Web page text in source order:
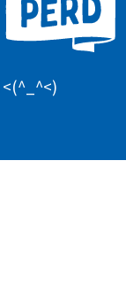
<(^_^<)